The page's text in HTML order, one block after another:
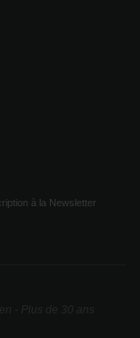
à la Newsletter
- Plus de 30 ans